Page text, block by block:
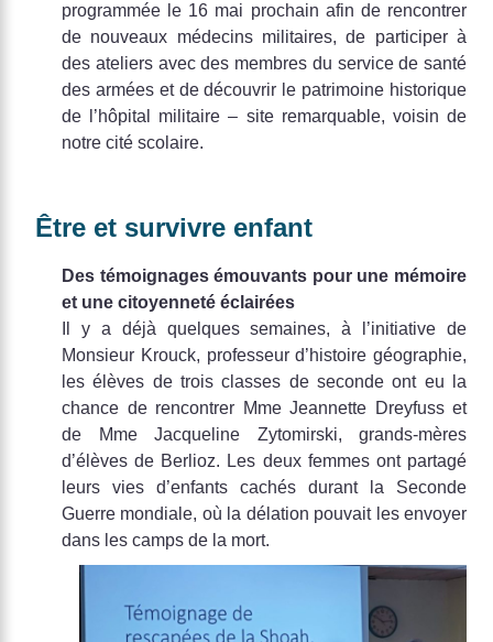
programmée le 16 mai prochain afin de rencontrer
de nouveaux médecins militaires, de participer à
des ateliers avec des membres du service de santé
des armées et de découvrir le patrimoine historique
de l’hôpital militaire – site remarquable, voisin de
notre cité scolaire.
Être et survivre enfant
Des témoignages émouvants pour une mémoire
et une citoyenneté éclairées
Il y a déjà quelques semaines, à l’initiative de
Monsieur Krouck, professeur d’histoire géographie,
les élèves de trois classes de seconde ont eu la
chance de rencontrer Mme Jeannette Dreyfuss et
de Mme Jacqueline Zytomirski, grands-mères
d’élèves de Berlioz. Les deux femmes ont partagé
leurs vies d’enfants cachés durant la Seconde
Guerre mondiale, où la délation pouvait les envoyer
dans les camps de la mort.